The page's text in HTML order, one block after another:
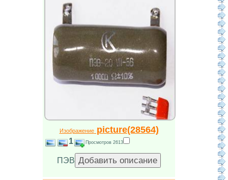
Изображениеpicture(28564)
1 Просмотров 2613
ПЭВ